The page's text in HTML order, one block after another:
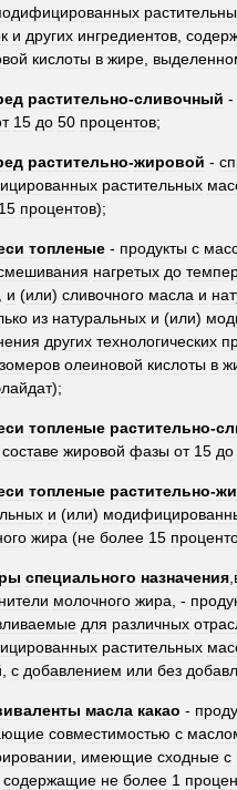
и других ингредиентов
кислоты в жире
растительно-сливочный -
15 до 50 процентов;
растительно-жировой -
растительных
15 процентов);
топленые - продукты с
нагретых до
и (или) сливочного масла и
из натуральных и (или)
других технологических
олеиновой кислоты в
);
топленые растительно-
составе жировой фазы от 15 до
топленые растительно-
и (или)
жира (не более 15
специального назначения
молочного жира , -
для различных
растительных
с добавлением или без
масла какао -
совместимостью с
имеющие сходные с
содержащие не более 1